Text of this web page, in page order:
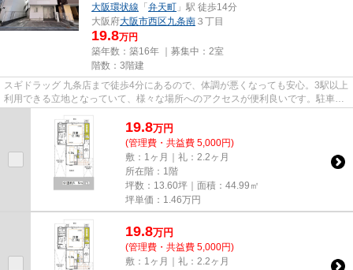
大阪環状線 「弁天町 」駅 徒歩14分
大阪府大阪市西区九条南 ３丁目
19.8万円
築年数：築16年 ｜募集中： 2室
階数：3階建
スギドラッグ 九条店まで徒歩4分にあるので、体調が悪くなっても安心。3駅以上
利用できる立地となっていて、様々な場所へのアクセスが便利良いです。駐車場
までの距離は300mです。周辺...
19.8万円
(管理費・共益費 5,000円)
敷：1ヶ月｜礼：2.2ヶ月
所在階：1階
坪数：13.60坪｜面積：44.99㎡
坪単価： 1.46万円
19.8万円
(管理費・共益費 5,000円)
敷：1ヶ月｜礼：2.2ヶ月